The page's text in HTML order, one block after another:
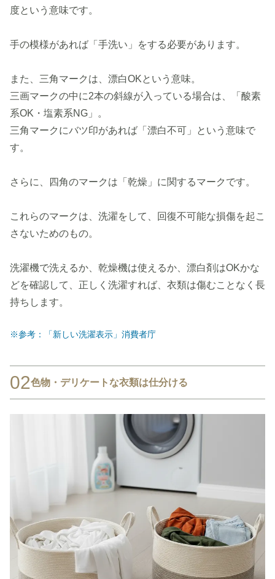
度という意味です。
手の模様があれば「手洗い」をする必要があります。
また、三角マークは、漂白OKという意味。
三画マークの中に2本の斜線が入っている場合は、「酸素
系OK・塩素系NG」。
三角マークにバツ印があれば「漂白不可」という意味で
す。
さらに、四角のマークは「乾燥」に関するマークです。
これらのマークは、洗濯をして、回復不可能な損傷を起こ
さないためのもの。
洗濯機で洗えるか、乾燥機は使えるか、漂白剤はOKかな
どを確認して、正しく洗濯すれば、衣類は傷むことなく長
持ちします。
※参考：「新しい洗濯表示」消費者庁
02色物・デリケートな衣類は仕分ける